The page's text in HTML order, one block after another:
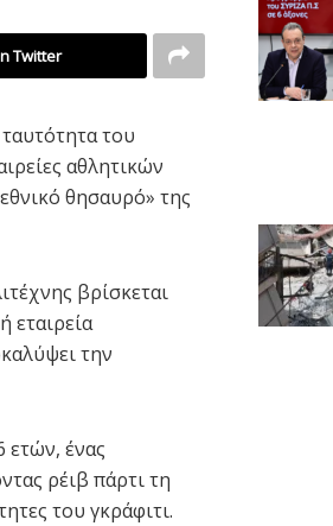
Twitter
του
αθλητικών
θησαυρό» της
βρίσκεται
εταιρεία
την
ετών, ένας
ρέιβ πάρτι τη
του γκράφιτι.